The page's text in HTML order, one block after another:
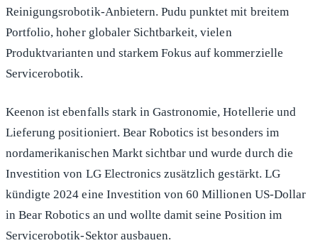
Reinigungsrobotik-Anbietern. Pudu punktet mit breitem
Portfolio, hoher globaler Sichtbarkeit, vielen
Produktvarianten und starkem Fokus auf kommerzielle
Servicerobotik.
Keenon ist ebenfalls stark in Gastronomie, Hotellerie und
Lieferung positioniert. Bear Robotics ist besonders im
nordamerikanischen Markt sichtbar und wurde durch die
Investition von LG Electronics zusätzlich gestärkt. LG
kündigte 2024 eine Investition von 60 Millionen US-Dollar
in Bear Robotics an und wollte damit seine Position im
Servicerobotik-Sektor ausbauen.